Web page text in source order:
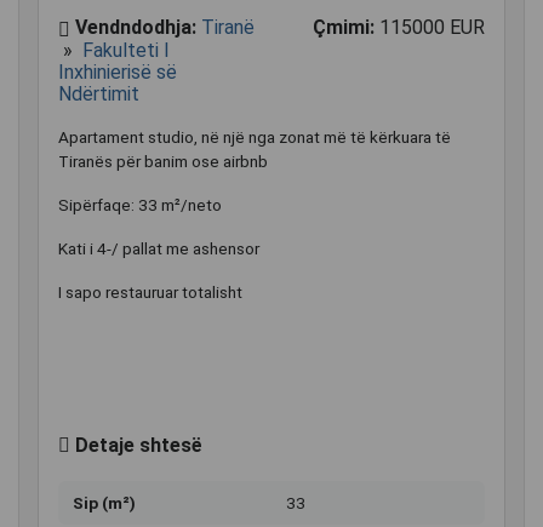
Vendndodhja: Tiranë
» Fakulteti I
Inxhinierisë së
Ndërtimit
Çmimi: 115000 EUR
Apartament studio, në një nga zonat më të kërkuara të
Tiranës për banim ose airbnb
Sipërfaqe: 33 m²/neto
Kati i 4-/ pallat me ashensor
I sapo restauruar totalisht
Detaje shtesë
Sip (m²) 33